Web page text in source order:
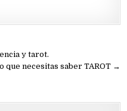
y tarot.
que necesitas saber TAROT →